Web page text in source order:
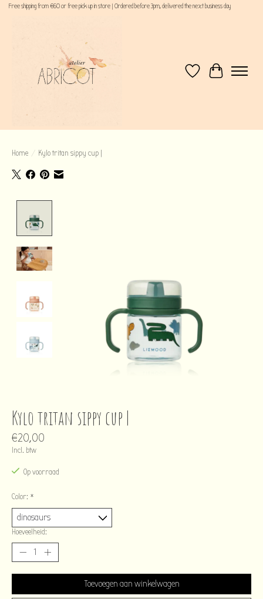
Free shipping from €60 or free pick up in store | Ordered before 3pm, delivered the next business day
VerlanglijstWinkelwagen
Home / Kylo tritan sippy cup |
Kylo tritan sippy cup |
€20,00
Incl. btw
Op voorraad
Color: *
Hoeveelheid:
Toevoegen aan winkelwagen